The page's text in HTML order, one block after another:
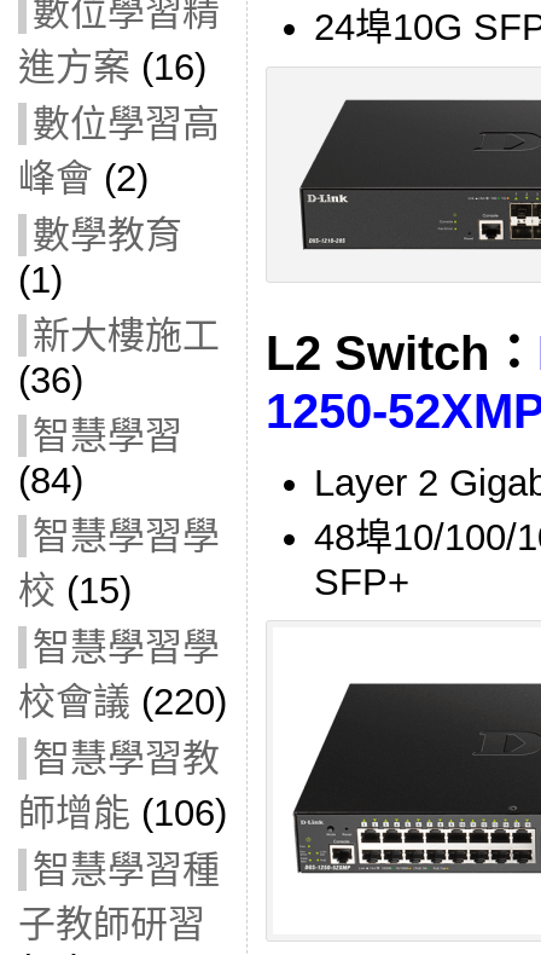
數位學習精
進方案 (16)
數位學習高
峰會 (2)
數學教育
(1)
新大樓施工
(36)
智慧學習
(84)
智慧學習學
校 (15)
智慧學習學
校會議 (220)
智慧學習教
師增能 (106)
智慧學習種
子教師研習
24埠10G
L2 Switch：
1250-
Layer 2
48埠10/100/
SFP+